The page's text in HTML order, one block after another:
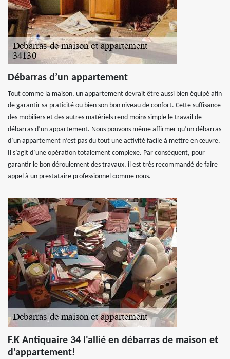
Débarras d’un appartement
Tout comme la maison, un appartement devrait être aussi bien équipé afin
de garantir sa praticité ou bien son bon niveau de confort. Cette suffisance
des mobiliers et des autres matériels rend moins simple le travail de
débarras d’un appartement. Nous pouvons même affirmer qu’un débarras
d’un appartement n’est pas du tout une activité facile à mettre en œuvre.
Il s’agit d’une opération totalement complexe. Par conséquent, pour
garantir le bon déroulement des travaux, il est très recommandé de faire
appel à un prestataire professionnel comme nous.
F.K Antiquaire 34 l'allié en débarras de maison et
d'appartement!